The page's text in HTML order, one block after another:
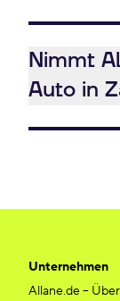
Nimmt
Auto in
Unternehmen
Allane.de –